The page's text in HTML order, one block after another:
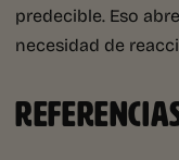
predecible. Eso
necesidad de